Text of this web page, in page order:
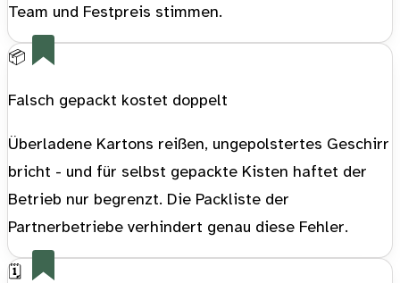
Team und Festpreis stimmen.
📦
Falsch gepackt kostet doppelt
Überladene Kartons reißen, ungepolstertes Geschirr
bricht - und für selbst gepackte Kisten haftet der
Betrieb nur begrenzt. Die Packliste der
Partnerbetriebe verhindert genau diese Fehler.
🗓️